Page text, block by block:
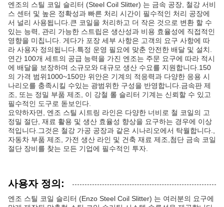
엔조의 스틸 코일 슬리터 (Steel Coil Slitter) 는 금속 공장, 철강 서비
스 센터 및 높은 정확성과 빠른 처리 시간이 필수적인 처리 공장에
서 널리 사용됩니다.큰 코일을 처리하고 더 작은 것으로 변환 할 수
있는 능력, 관리 가능한 스트립은 생산성과 비용 효율성에 직접적인
영향을 미칩니다. 게다가 포장 세부 사항은 고객의 요구 사항에 따
라 사용자 정의됩니다.특정 운영 필요에 맞춘 안전한 배달 및 설치.
연간 100개 세트의 공급 능력을 가진 엔조는 주문 요구에 따라 적시
에 배달을 보장하며 소규모와 대규모 생산 수요를 지원합니다.150
의 가격 범위1000~150만 위안은 기계의 적응력과 다양한 응용 시
나리오를 충족시킬 수있는 광범위한 구성을 반영합니다.금속판 제
조, 또는 정밀 부품 제조, 이 강철 롤 슬리터 기계는 신뢰할 수 있고
필수적인 도구로 돋보인다.
요약하자면, 엔조 스틸 시트링 라인은 다양한 너비로 철 코일의 고
정밀 절단, 재료 활용 및 생산 효율성 향상을 요구하는 경우에 이상
적입니다.그것은 철강 가공 공장과 같은 시나리오에서 탁월합니다.,
자동차 부품 제조, 가전 생산 라인 및 건축 재료 제조,첨단 금속 코일
절단 장비를 찾는 모든 기업에 필수적인 투자.
사용자 정의:
엔조 스틸 코일 슬리터 (Enzo Steel Coil Slitter) 는 여러분의 요구에